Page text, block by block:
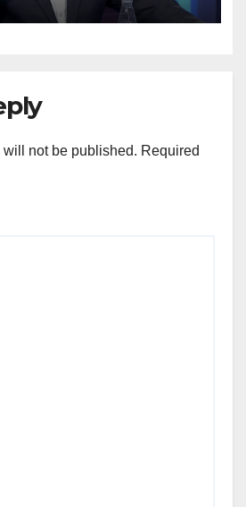
not be published. Required